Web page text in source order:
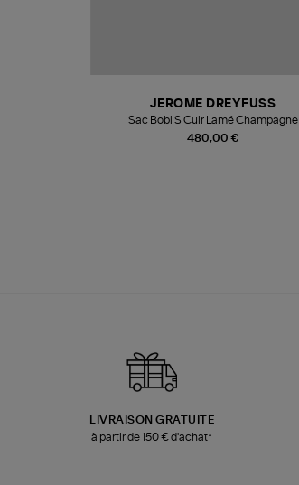
480,00 €
JEROME DREYFUSS
Sac Bobi S Cuir Lamé Champagne
LIVRAISON GRATUITE
à partir de 150 € d'achat*